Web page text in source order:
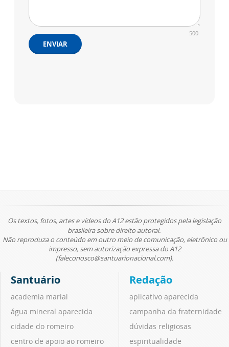
500
ENVIAR
Os textos, fotos, artes e vídeos do A12 estão protegidos pela legislação
brasileira sobre direito autoral.
Não reproduza o conteúdo em outro meio de comunicação, eletrônico ou
impresso, sem autorização expressa do A12
(faleconosco@santuarionacional.com).
Santuário
academia marial
água mineral aparecida
cidade do romeiro
centro de apoio ao romeiro
Redação
aplicativo aparecida
campanha da fraternidade
dúvidas religiosas
espiritualidade